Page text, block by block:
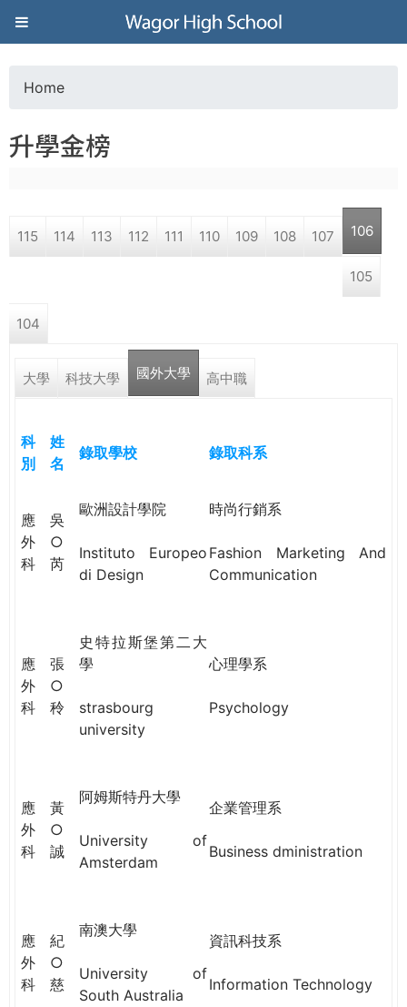
Jump to navigation
葳
格
高
學
際．
格。
TODAY
THE
WORLD
TOMORROW
THE
PATH
o
a
e
h
r
e
Home
升學金榜
115 114 113 112 111 110 109 108 107 106
105
104
大學 科技大學 國外大學 高中職
科
別
姓
名
錄取學校 錄取科系
應
外
科
吳
○
芮
歐洲設計學院
Instituto Europeo
di Design
時尚行銷系
Fashion Marketing And
Communication
應
外
科
張
○
秢
史特拉斯堡第二大
學
strasbourg
university
心理學系
Psychology
應
外
科
黃
○
誠
阿姆斯特丹大學
University of
Amsterdam
企業管理系
Business dministration
應
外
科
紀
○
慈
南澳大學
University of
South Australia
資訊科技系
Information Technology